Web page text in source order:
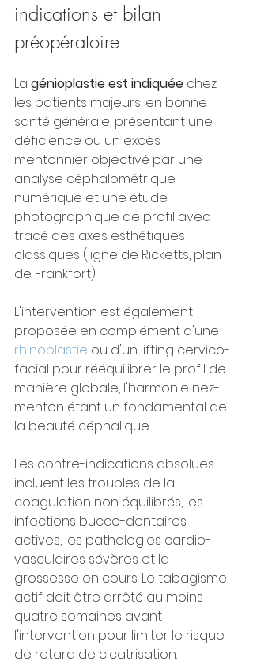
indications et bilan
préopératoire
La génioplastie est indiquée chez
les patients majeurs, en bonne
santé générale, présentant une
déficience ou un excès
mentonnier objectivé par une
analyse céphalométrique
numérique et une étude
photographique de profil avec
tracé des axes esthétiques
classiques (ligne de Ricketts, plan
de Frankfort).
L'intervention est également
proposée en complément d'une
rhinoplastie ou d'un lifting cervico-
facial pour rééquilibrer le profil de
manière globale, l'harmonie nez-
menton étant un fondamental de
la beauté céphalique.
Les contre-indications absolues
incluent les troubles de la
coagulation non équilibrés, les
infections bucco-dentaires
actives, les pathologies cardio-
vasculaires sévères et la
grossesse en cours. Le tabagisme
actif doit être arrêté au moins
quatre semaines avant
l'intervention pour limiter le risque
de retard de cicatrisation.